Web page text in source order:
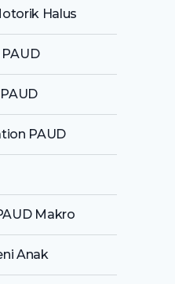
Halus
PAUD
PAUD
Makro
Anak